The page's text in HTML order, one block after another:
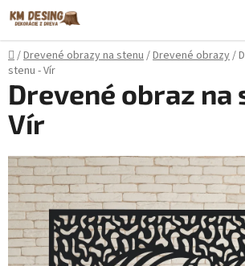
Prejsť
na
obsah
Domov
/Drevené obrazy na stenu/Drevené obrazy/
stenu - Vír
Drevené obraz na
Vír